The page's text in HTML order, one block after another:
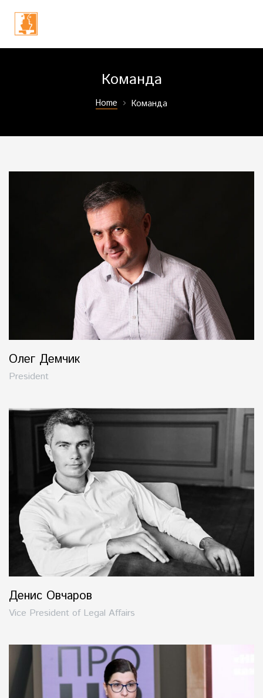
Команда
Home Команда
Олег Демчик
President
Денис Овчаров
Vice President of Legal Affairs